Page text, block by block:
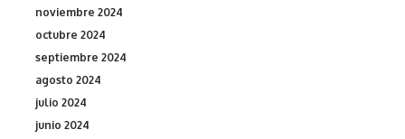
noviembre 2024
octubre 2024
septiembre 2024
agosto 2024
julio 2024
junio 2024